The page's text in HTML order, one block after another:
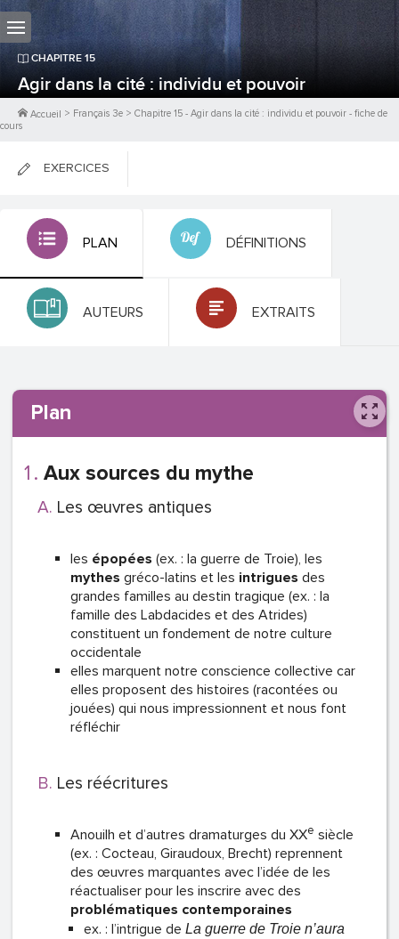
CHAPITRE 15
Agir dans la cité : individu et pouvoir
Accueil > Français 3e > Chapitre 15 - Agir dans la cité : individu et pouvoir - fiche de
cours
EXERCICES
FICHES DE COURS
PLAN DÉFINITIONS
AUTEURS EXTRAITS
Plan
Aux sources du mythe
Les œuvres antiques
les épopées (ex. : la guerre de Troie), les
mythes gréco-latins et les intrigues des
grandes familles au destin tragique (ex. : la
famille des Labdacides et des Atrides)
constituent un fondement de notre culture
occidentale
elles marquent notre conscience collective car
elles proposent des histoires (racontées ou
jouées) qui nous impressionnent et nous font
réfléchir
Les réécritures
Anouilh et d’autres dramaturges du XXe siècle
(ex. : Cocteau, Giraudoux, Brecht) reprennent
des œuvres marquantes avec l’idée de les
réactualiser pour les inscrire avec des
problématiques contemporaines
ex. : l’intrigue de La guerre de Troie n’aura